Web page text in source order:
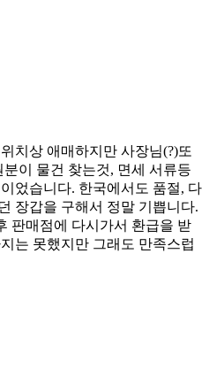
치상 애매하지만 사장님(?)또
이 물건 찾는것, 면세 서류등
었습니다. 한국에서도 품절, 다
장갑을 구해서 정말 기쁩니다.
판매점에 다시가서 환급을 받
는 못했지만 그래도 만족스럽